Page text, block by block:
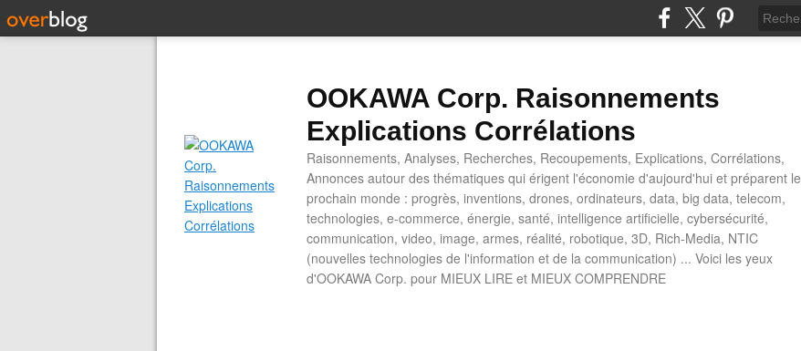
OOKAWA Corp. Raisonnements
Explications Corrélations
Raisonnements, Analyses, Recherches, Recoupements, Explications, Corrélations,
Annonces autour des thématiques qui érigent l'économie d'aujourd'hui et préparent le
prochain monde : progrès, inventions, drones, ordinateurs, data, big data, telecom,
technologies, e-commerce, énergie, santé, intelligence artificielle, cybersécurité,
communication, video, image, armes, réalité, robotique, 3D, Rich-Media, NTIC
(nouvelles technologies de l'information et de la communication) ... Voici les yeux
d'OOKAWA Corp. pour MIEUX LIRE et MIEUX COMPRENDRE